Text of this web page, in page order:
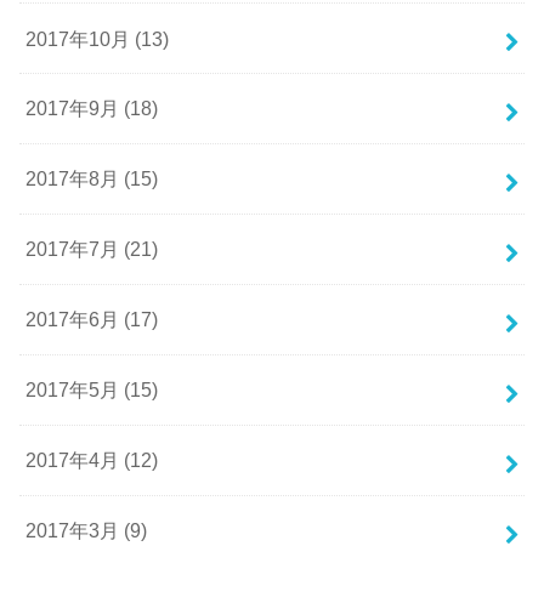
2017年10月 (13)
2017年9月 (18)
2017年8月 (15)
2017年7月 (21)
2017年6月 (17)
2017年5月 (15)
2017年4月 (12)
2017年3月 (9)